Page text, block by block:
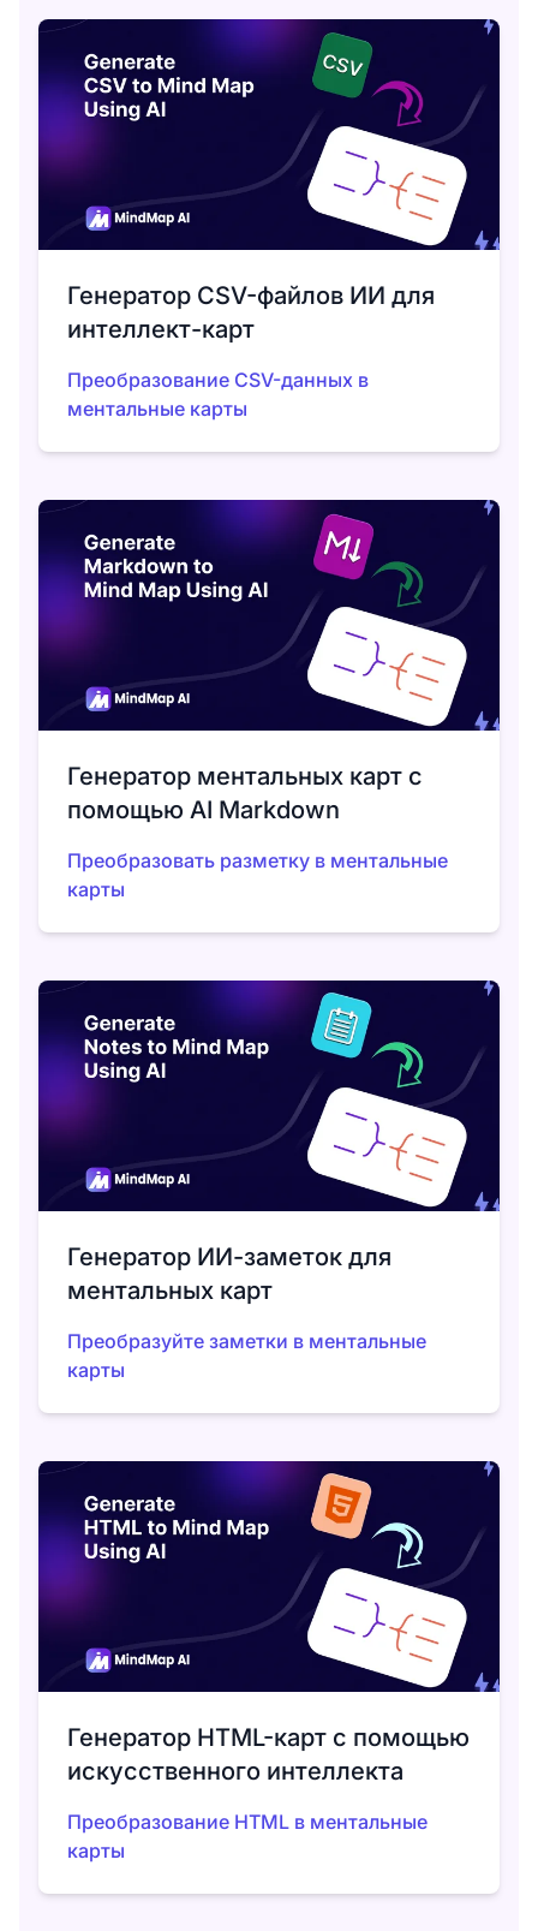
Генератор CSV-файлов ИИ для
интеллект-карт
Преобразование CSV-данных в
ментальные карты
Генератор ментальных карт с
помощью AI Markdown
Преобразовать разметку в ментальные
карты
Генератор ИИ-заметок для
ментальных карт
Преобразуйте заметки в ментальные
карты
Генератор HTML-карт с помощью
искусственного интеллекта
Преобразование HTML в ментальные
карты